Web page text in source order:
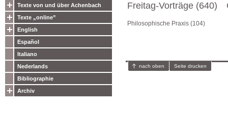
Texte von und über Achenbach
Texte „online”
English
Español
Italiano
Nederlands
Bibliographie
Archiv
Freitag-Vorträge (640)
Philosophische Praxis (104)
nach oben Seite drucken